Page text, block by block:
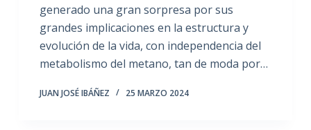
generado una gran sorpresa por sus
grandes implicaciones en la estructura y
evolución de la vida, con independencia del
metabolismo del metano, tan de moda por…
JUAN JOSÉ IBÁÑEZ 25 MARZO 2024